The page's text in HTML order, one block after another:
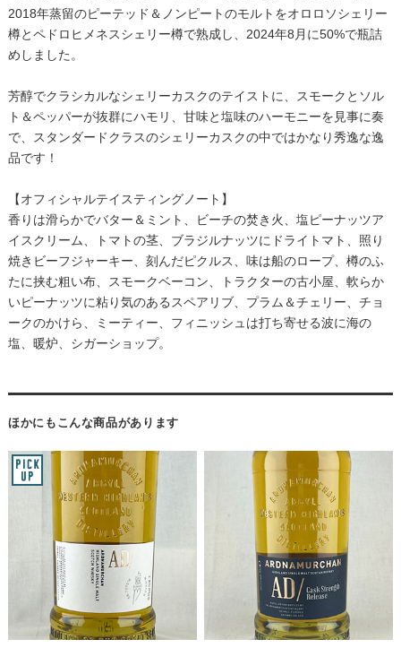
2018年蒸留のピーテッド＆ノンピートのモルトをオロロソシェリー
樽とペドロヒメネスシェリー樽で熟成し、2024年8月に50%で瓶詰
めしました。
芳醇でクラシカルなシェリーカスクのテイストに、スモークとソル
ト＆ペッパーが抜群にハモリ、甘味と塩味のハーモニーを見事に奏
で、スタンダードクラスのシェリーカスクの中ではかなり秀逸な逸
品です！
【オフィシャルテイスティングノート】
香りは滑らかでバター＆ミント、ビーチの焚き火、塩ピーナッツア
イスクリーム、トマトの茎、ブラジルナッツにドライトマト、照り
焼きビーフジャーキー、刻んだピクルス、味は船のロープ、樽のふ
たに挟む粗い布、スモークベーコン、トラクターの古小屋、軟らか
いピーナッツに粘り気のあるスペアリブ、プラム＆チェリー、チョ
ークのかけら、ミーティー、フィニッシュは打ち寄せる波に海の
塩、暖炉、シガーショップ。
ほかにもこんな商品があります